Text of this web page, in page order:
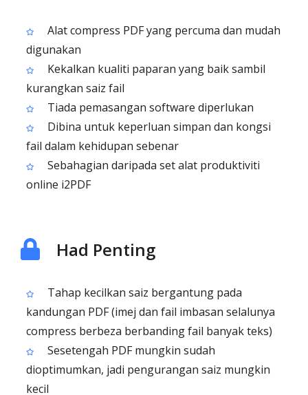
Alat compress PDF yang percuma dan mudah
digunakan
Kekalkan kualiti paparan yang baik sambil
kurangkan saiz fail
Tiada pemasangan software diperlukan
Dibina untuk keperluan simpan dan kongsi
fail dalam kehidupan sebenar
Sebahagian daripada set alat produktiviti
online i2PDF
Had Penting
Tahap kecilkan saiz bergantung pada
kandungan PDF (imej dan fail imbasan selalunya
compress berbeza berbanding fail banyak teks)
Sesetengah PDF mungkin sudah
dioptimumkan, jadi pengurangan saiz mungkin
kecil